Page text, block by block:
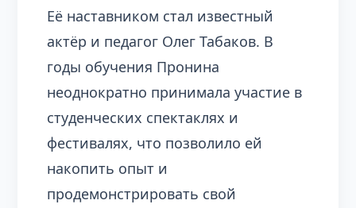
Её наставником стал известный
актёр и педагог Олег Табаков. В
годы обучения Пронина
неоднократно принимала участие в
студенческих спектаклях и
фестивалях, что позволило ей
накопить опыт и
продемонстрировать свой